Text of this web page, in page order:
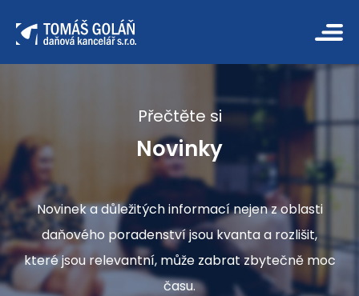
Přečtěte si
Novinky
Novinek a důležitých informací nejen z oblasti
daňového poradenství jsou kvanta a rozlišit,
které jsou relevantní, může zabrat zbytečně moc
času.